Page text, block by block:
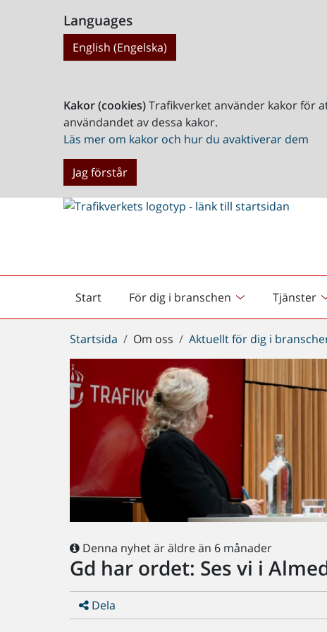
Languages
English (Engelska)
Kakor (cookies)Trafikverket använder kakor för
användandet av dessa kakor.
Läs mer om kakor och hur du avaktiverar dem
Jag förstår
Start
Startsida För dig i branschen Tjänster
Du
är
här:
Startsida Om oss Aktuellt för dig i
Denna nyhet är äldre än 6 månader
Gd har ordet: Ses vi i
Dela